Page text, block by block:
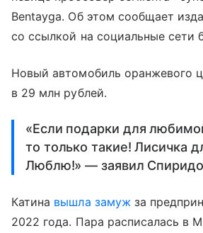
Bentayga. Об этом сообщает
со ссылкой на социальные сети
Новый автомобиль оранжевого
в 29 млн рублей.
«Если подарки для
то только такие! Лисичка
Люблю!» — заявил
Катина вышла замужза
2022 года. Пара расписалась в